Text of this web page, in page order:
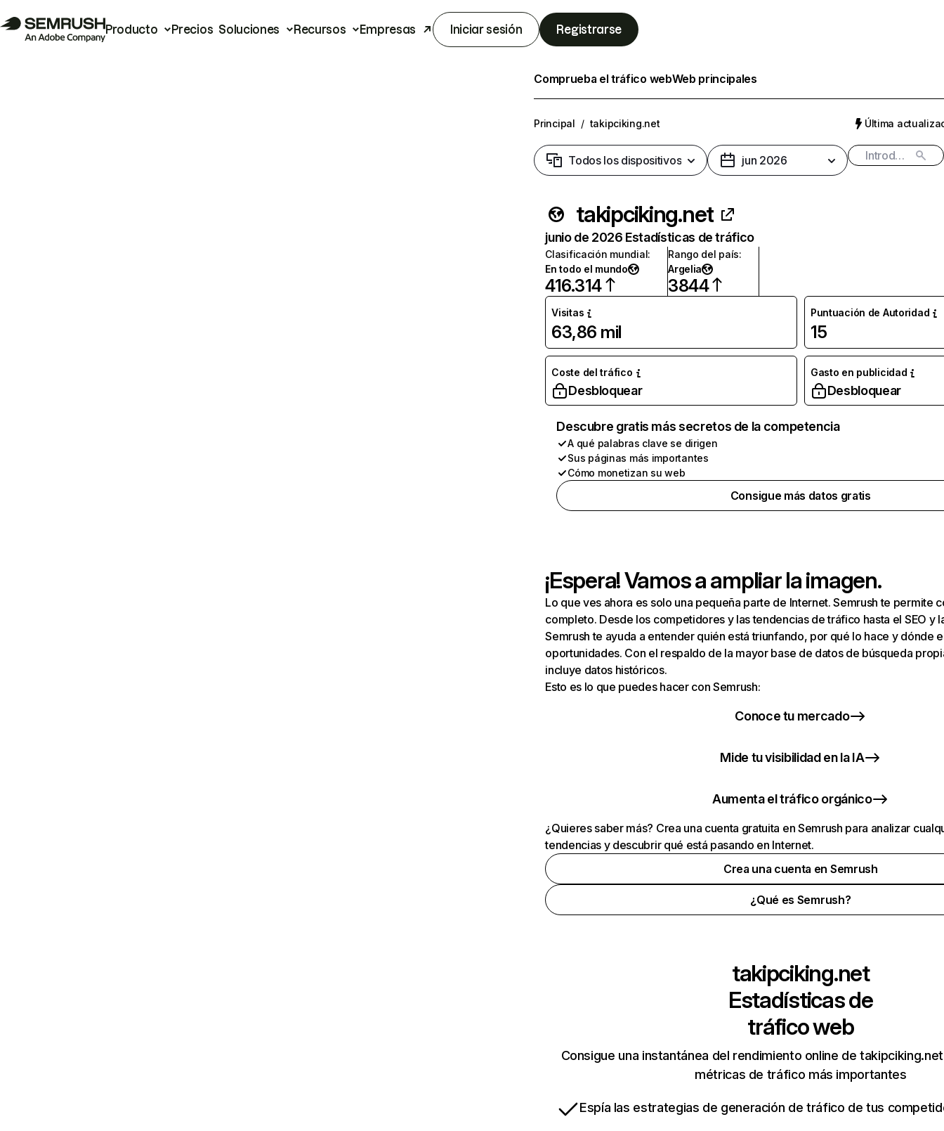
Producto Precios Soluciones Recursos Empresas Iniciar sesión Registrarse
Comprueba el tráfico webWeb principales
Principal / takipciking.net Última
Todos los dispositivos jun 2026
takipciking.net
junio de 2026 Estadísticas de tráfico
Clasificación mundial:
En todo el mundo
416.314
Rango del país:
Argelia
3844
Visitas
63,86 mil
Puntuación de Autoridad
15
Coste del tráfico
Desbloquear
Gasto en publicidad
Desbloquear
Descubre gratis más secretos de la competencia
A qué palabras clave se dirigen
Sus páginas más importantes
Cómo monetizan su web
Consigue más datos gratis
¡Espera! Vamos a ampliar la imagen.
Lo que ves ahora es solo una pequeña parte de Internet. Semrush te permite
completo. Desde los competidores y las tendencias de tráfico hasta el SEO y
Semrush te ayuda a entender quién está triunfando, por qué lo hace y dónde
oportunidades. Con el respaldo de la mayor base de datos de búsqueda
incluye datos históricos.
Esto es lo que puedes hacer con Semrush:
Conoce tu mercado
Mide tu visibilidad en la IA
Aumenta el tráfico orgánico
¿Quieres saber más? Crea una cuenta gratuita en Semrush para analizar
tendencias y descubrir qué está pasando en Internet.
Crea una cuenta en Semrush
¿Qué es Semrush?
takipciking.net
Estadísticas de
tráfico web
Consigue una instantánea del rendimiento online de
métricas de tráfico más importantes
Espía las estrategias de generación de tráfico de tus